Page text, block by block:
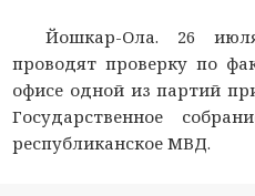
Йошкар-Ола. 26
проводят проверку по
офисе одной из партий
Государственное
республиканское МВД.